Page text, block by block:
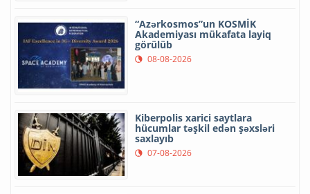
“Azərkosmos”un KOSMİK
Akademiyası mükafata layiq
görülüb
08-08-2026
Kiberpolis xarici saytlara
hücumlar təşkil edən şəxsləri
saxlayıb
07-08-2026